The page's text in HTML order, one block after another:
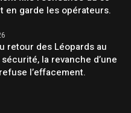
en garde les opérateurs.
retour des Léopards au
la revanche d’une
l’effacement.